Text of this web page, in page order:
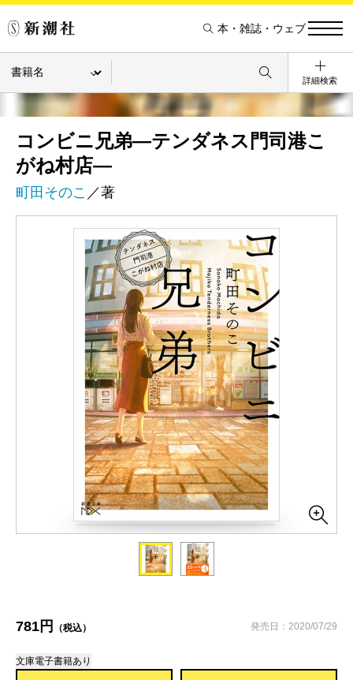
本・雑誌・ウェブ
詳細検索
コンビニ兄弟―テンダネス門司港こ
がね村店―
町田そのこ ／著
781円 （税込） 発売日：2020/07/29
文庫電子書籍あり